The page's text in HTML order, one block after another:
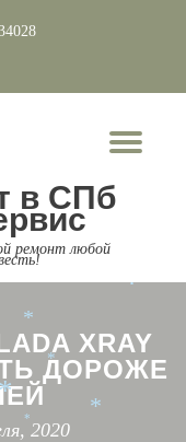
в СПб
ремонт любой
XRAY
ДОРОЖЕ
2020
*
*
*
*
*
*
*
*
*
*
*
*
*
*
*
*
*